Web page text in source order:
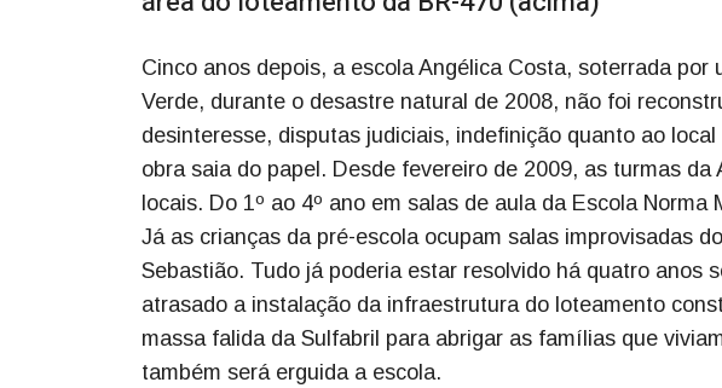
Cinco anos depois, a escola Angélica Costa, soterrada
Verde, durante o desastre natural de 2008, não foi
desinteresse, disputas judiciais, indefinição quanto ao
obra saia do papel. Desde fevereiro de 2009, as turmas
locais. Do 1º ao 4º ano em salas de aula da Escola
Já as crianças da pré-escola ocupam salas improvisadas
Sebastião. Tudo já poderia estar resolvido há quatro anos
atrasado a instalação da infraestrutura do loteamento
massa falida da Sulfabril para abrigar as famílias que
também será erguida a escola.